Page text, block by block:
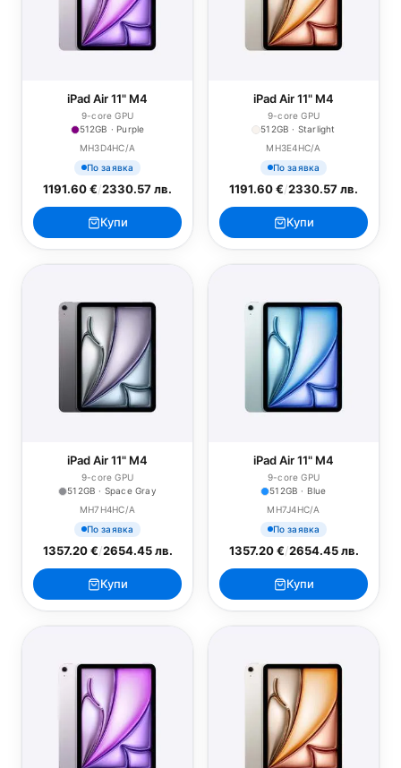
iPad Air 11" M4
9-core GPU
512GB · Purple
MH3D4HC/A
По заявка
1191.60 €/2330.57 лв.
Купи
iPad Air 11" M4
9-core GPU
512GB · Starlight
MH3E4HC/A
По заявка
1191.60 €/2330.57 лв.
Купи
iPad Air 11" M4
9-core GPU
512GB · Space Gray
MH7H4HC/A
По заявка
1357.20 €/2654.45 лв.
Купи
iPad Air 11" M4
9-core GPU
512GB · Blue
MH7J4HC/A
По заявка
1357.20 €/2654.45 лв.
Купи